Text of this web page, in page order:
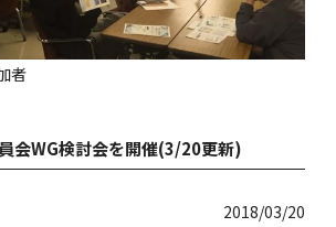
者
会WG検討会を開催(3/20更新)
2018/03/20